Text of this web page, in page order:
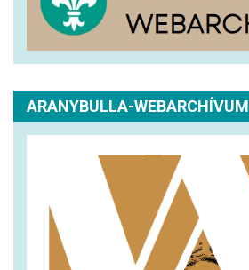
ARANYBULLA-WEBARCHÍVUM